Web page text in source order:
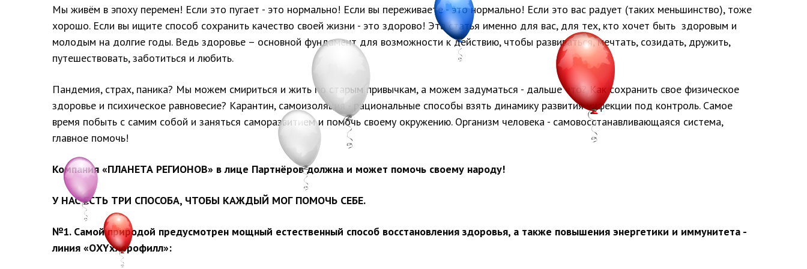
Мы живём в эпоху перемен! Если это пугает - это нормально! Если вы переживаете - это нормально! Если это вас радует (таких меньшинство), тоже
хорошо. Если вы ищите способ сохранить качество своей жизни - это здорово! Эта статья именно для вас, для тех, кто хочет быть здоровым и
молодым на долгие годы. Ведь здоровье – основной фундамент для возможности к действию, чтобы развиваться, мечтать, созидать, дружить,
путешествовать, заботиться и любить.
Пандемия, страх, паника? Мы можем смириться и жить по старым привычкам, а можем задуматься - дальше что? Как сохранить свое физическое
здоровье и психическое равновесие? Карантин, самоизоляция - рациональные способы взять динамику развития инфекции под контроль. Самое
время побыть с самим собой и заняться саморазвитием и помочь своему окружению. Организм человека - самовосстанавливающаяся система,
главное помочь!
Компания «ПЛАНЕТА РЕГИОНОВ» в лице Партнёров должна и может помочь своему народу!
У НАС ЕСТЬ ТРИ СПОСОБА, ЧТОБЫ КАЖДЫЙ МОГ ПОМОЧЬ СЕБЕ.
№1. Самой природой предусмотрен мощный естественный способ восстановления здоровья, а также повышения энергетики и иммунитета -
линия «ОХYхлорофилл»: